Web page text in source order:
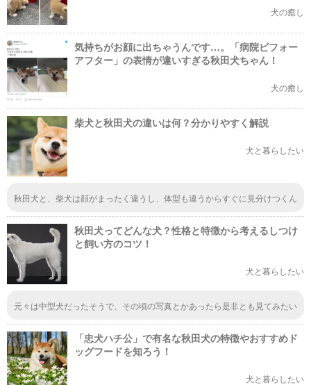
犬の癒し
気持ちがお顔に出ちゃうんです…。「病院ビフォー
アフター」の表情が違いすぎる秋田犬ちゃん！
犬の癒し
柴犬と秋田犬の違いは何？分かりやすく解説
犬と暮らしたい
秋田犬と、柴犬は顔がまったく違うし、体型も違うからすぐに見分けつくん
秋田犬ってどんな犬？性格と特徴から考えるしつけ
と飼い方のコツ！
犬と暮らしたい
元々は中型犬だったそうで、その頃の写真とかあったら是非とも見てみたい
たのかどうか気になりますね。今の顔のままでサイズが違うだけなのでしょ
うか。
「忠犬ハチ公」で有名な秋田犬の特徴やおすすめド
ッグフードを知ろう！
犬と暮らしたい